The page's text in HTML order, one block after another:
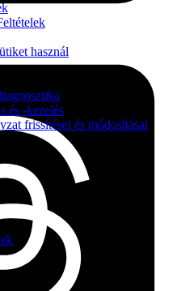
használ
és -kezelés
frissítései és módosításai